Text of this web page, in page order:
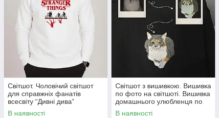
Світшот. Чоловічий світшот
для справжніх фанатів
всесвіту “Дивні дива”
В наявності
Світшот з вишивкою. Вишивка
по фото на світшоті. Вишивка
домашнього улюбленця по
фото
В наявності